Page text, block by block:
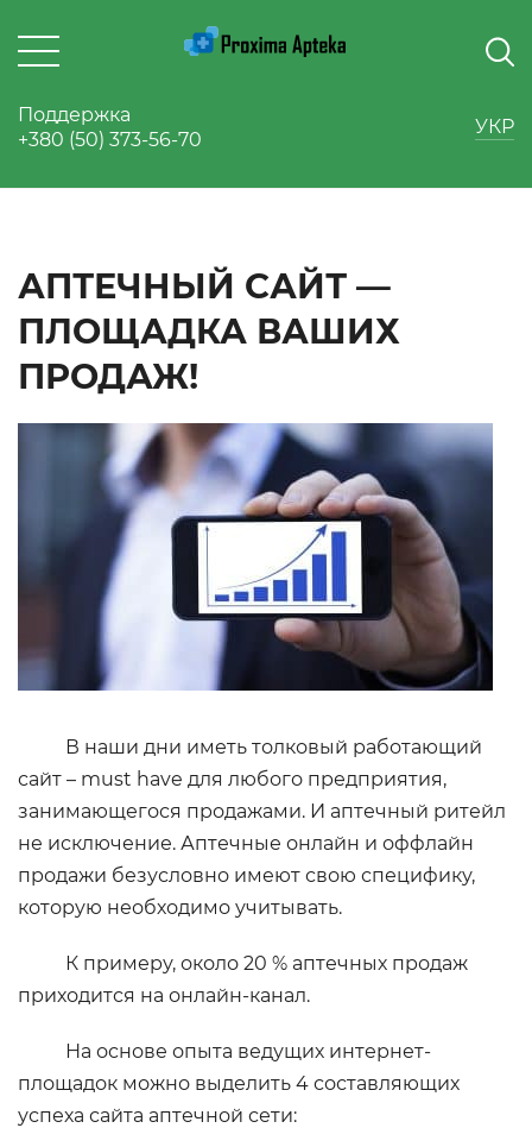
УКР
Поддержка
+380 (50) 373-56-70
АПТЕЧНЫЙ САЙТ —
ПЛОЩАДКА ВАШИХ
ПРОДАЖ!
В наши дни иметь толковый работающий
сайт – must have для любого предприятия,
занимающегося продажами. И аптечный ритейл
не исключение. Аптечные онлайн и оффлайн
продажи безусловно имеют свою специфику,
которую необходимо учитывать.
К примеру, около 20 % аптечных продаж
приходится на онлайн-канал.
На основе опыта ведущих интернет-
площадок можно выделить 4 составляющих
успеха сайта аптечной сети: